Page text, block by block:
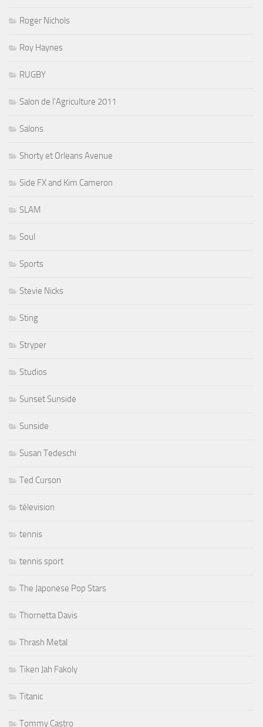
Roger Nichols
Roy Haynes
RUGBY
Salon de l'Agriculture 2011
Salons
Shorty et Orleans Avenue
Side FX and Kim Cameron
SLAM
Soul
Sports
Stevie Nicks
Sting
Stryper
Studios
Sunset Sunside
Sunside
Susan Tedeschi
Ted Curson
télevision
tennis
tennis sport
The Japonese Pop Stars
Thornetta Davis
Thrash Metal
Tiken Jah Fakoly
Titanic
Tommy Castro